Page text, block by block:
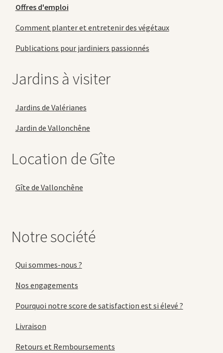
Offres d'emploi
Comment planter et entretenir des végétaux
Publications pour jardiniers passionnés
Jardins à visiter
Jardins de Valérianes
Jardin de Vallonchêne
Location de Gîte
Gîte de Vallonchêne
Notre société
Qui sommes-nous ?
Nos engagements
Pourquoi notre score de satisfaction est si élevé ?
Livraison
Retours et Remboursements